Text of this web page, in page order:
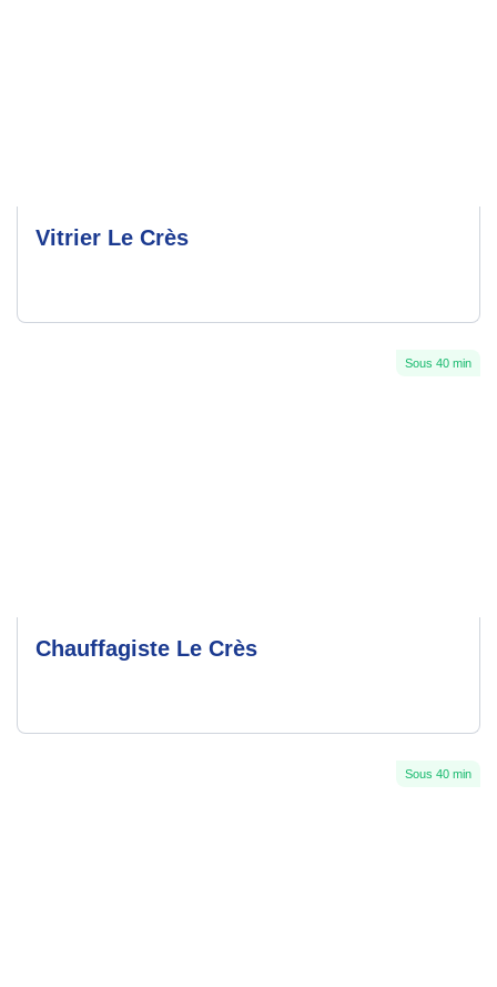
Vitrier Le Crès
Sous 40 min
Chauffagiste Le Crès
Sous 40 min